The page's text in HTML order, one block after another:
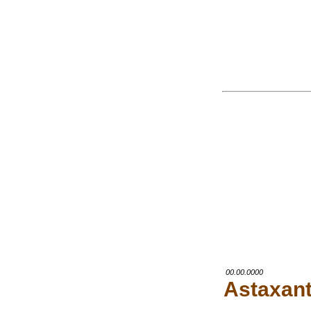
00.00.0000